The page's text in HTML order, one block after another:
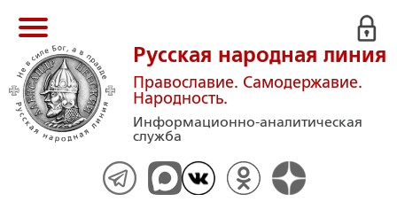
Русская народная линия
Православие. Самодержавие.
Народность.
Информационно-аналитическая
служба